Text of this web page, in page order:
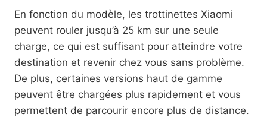
En fonction du modèle, les trottinettes Xiaomi
peuvent rouler jusqu’à 25 km sur une seule
charge, ce qui est suffisant pour atteindre votre
destination et revenir chez vous sans problème.
De plus, certaines versions haut de gamme
peuvent être chargées plus rapidement et vous
permettent de parcourir encore plus de distance.